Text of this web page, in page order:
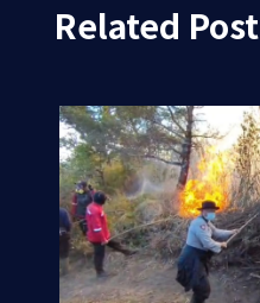
Related Post